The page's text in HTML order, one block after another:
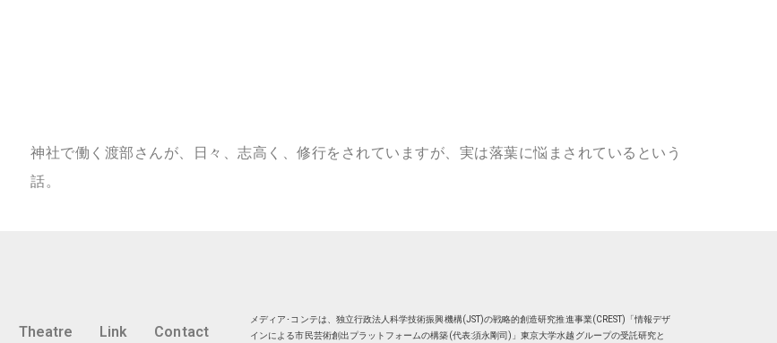
神社で働く渡部さんが、日々、志高く、修行をされていますが、実は落葉に悩まされているという
話。
Theatre Link Contact
メディア･コンテは、独立行政法人科学技術振興機構(JST)の戦略的創造研究推進事業(CREST)「情報デザ
インによる市民芸術創出プラットフォームの構築(代表:須永剛司)」東京大学水越グループの受託研究と